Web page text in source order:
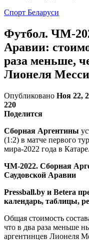
Спорт Беларуси
Футбол. ЧМ-
Аравии:
раза меньше,
Лионеля Месси
Опубликовано Ноя 22,
220
Поделится
Сборная Аргентины
(1:2) в матче первого
мира-2022 года в Катаре.
ЧМ-2022. Сборная
Саудовской Аравии
Pressball.by и Betera
календарь, таблицы,
Общая стоимость
что в два раза меньше
аргентинцев Лионеля